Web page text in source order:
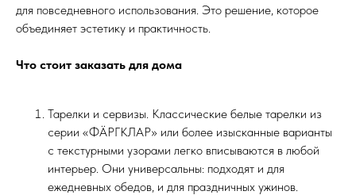
для повседневного использования. Это решение, которое
объединяет эстетику и практичность.
Что стоит заказать для дома
Тарелки и сервизы. Классические белые тарелки из
серии «ФÄРГКЛАР» или более изысканные варианты
с текстурными узорами легко вписываются в любой
интерьер. Они универсальны: подходят и для
ежедневных обедов, и для праздничных ужинов.